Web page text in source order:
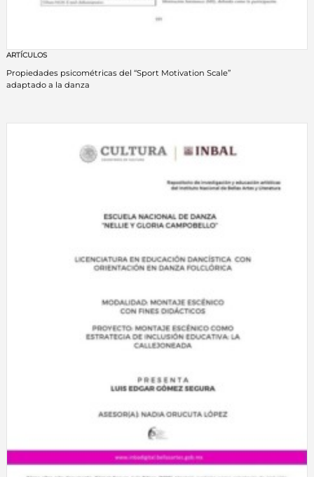
ARTÍCULOS
Propiedades psicométricas del “Sport Motivation Scale”
adaptado a la danza